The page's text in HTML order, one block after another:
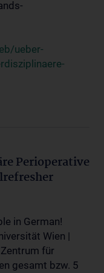
ueber-
Perioperative
in German!
Wien |
für
gesamt bzw. 5